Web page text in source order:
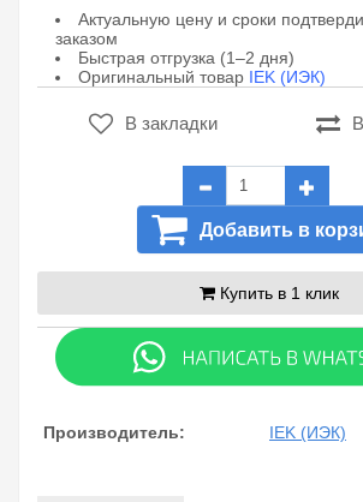
Актуальную цену и сроки
заказом
Быстрая отгрузка (1–2 дня)
Оригинальный товар IEK (ИЭК)
В закладки
Добавить в
Купить в 1 клик
Производитель: IEK (ИЭК)